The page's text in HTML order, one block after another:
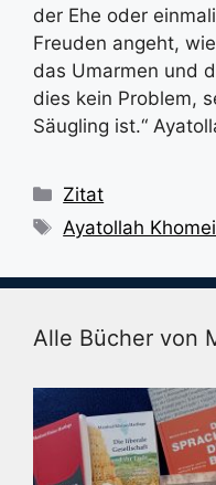
der Ehe oder
Freuden angeht,
das Umarmen und
dies kein Problem,
Säugling ist.“
Kategorien
Zitat
Schlagwörter
Ayatollah
Alle Bücher von